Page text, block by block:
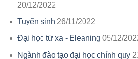
20/12/2022
Tuyển sinh 26/11/2022
Đại học từ xa - Eleaning 05/12/
Ngành đào tạo đại học chính quy